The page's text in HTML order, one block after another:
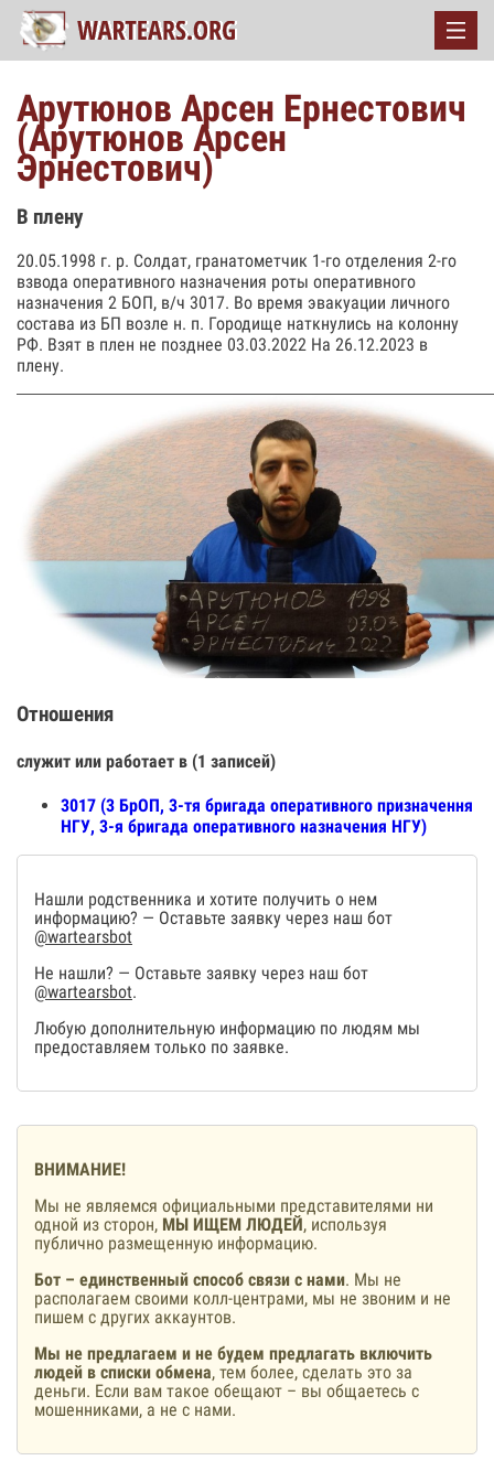
Арутюнов Арсен Ернестович
(Арутюнов Арсен
Эрнестович)
В плену
20.05.1998 г. р. Солдат, гранатометчик 1-го отделения 2-го
взвода оперативного назначения роты оперативного
назначения 2 БОП, в/ч 3017. Во время эвакуации личного
состава из БП возле н. п. Городище наткнулись на колонну
РФ. Взят в плен не позднее 03.03.2022 На 26.12.2023 в
плену.
Отношения
служит или работает в (1 записей)
3017 (3 БрОП, 3-тя бригада оперативного призначення
НГУ, 3-я бригада оперативного назначения НГУ)
Нашли родственника и хотите получить о нем
информацию? — Оставьте заявку через наш бот
@wartearsbot
Не нашли? — Оставьте заявку через наш бот
@wartearsbot.
Любую дополнительную информацию по людям мы
предоставляем только по заявке.
ВНИМАНИЕ!
Мы не являемся официальными представителями ни
одной из сторон, МЫ ИЩЕМ ЛЮДЕЙ, используя
публично размещенную информацию.
Бот – единственный способ связи с нами. Мы не
располагаем своими колл-центрами, мы не звоним и не
пишем с других аккаунтов.
Мы не предлагаем и не будем предлагать включить
людей в списки обмена, тем более, сделать это за
деньги. Если вам такое обещают – вы общаетесь с
мошенниками, а не с нами.